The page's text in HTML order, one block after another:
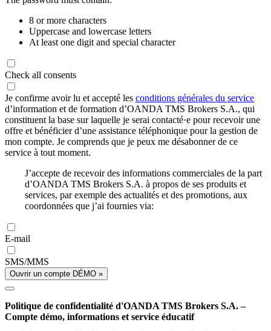
8 or more characters
Uppercase and lowercase letters
At least one digit and special character
Check all consents
Je confirme avoir lu et accepté les conditions générales du service
d’information et de formation d’OANDA TMS Brokers S.A., qui
constituent la base sur laquelle je serai contacté·e pour recevoir une
offre et bénéficier d’une assistance téléphonique pour la gestion de
mon compte. Je comprends que je peux me désabonner de ce
service à tout moment.
J’accepte de recevoir des informations commerciales de la part
d’OANDA TMS Brokers S.A. à propos de ses produits et
services, par exemple des actualités et des promotions, aux
coordonnées que j’ai fournies via:
E-mail
SMS/MMS
Ouvrir un compte DÉMO »
Politique de confidentialité d'OANDA TMS Brokers S.A. –
Compte démo, informations et service éducatif